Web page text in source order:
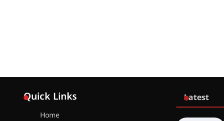
Quick Links
Home
Latest